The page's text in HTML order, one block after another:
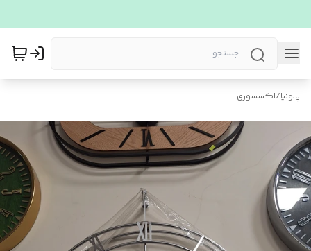
پالونیا/اکسسوری